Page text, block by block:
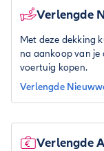
Verlengde
Met deze dekking
na aankoop van je
voertuig kopen.
Verlengde
Verlengde